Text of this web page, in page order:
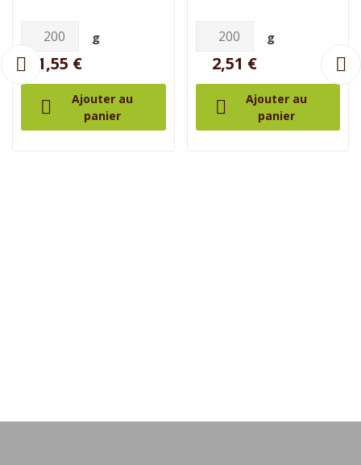
g
1,55 €

Ajouter au
panier
g
2,51 €

Ajouter au
panier